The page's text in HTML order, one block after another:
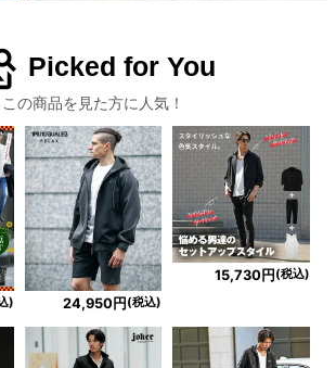
Picked for You
この商品を見た方に人気！
) 24,950円 (税込)
15,730円 (税込)